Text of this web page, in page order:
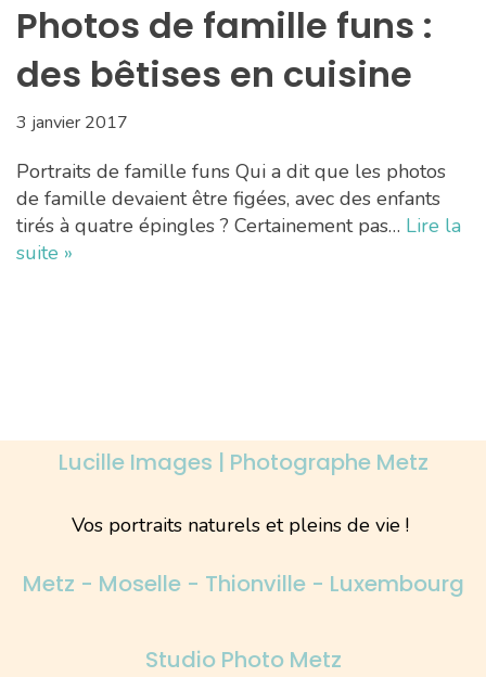
Photos de famille funs :
des bêtises en cuisine
3 janvier 2017
Portraits de famille funs Qui a dit que les photos
de famille devaient être figées, avec des enfants
tirés à quatre épingles ? Certainement pas… Lire la
suite »
Lucille Images | Photographe Metz
Vos portraits naturels et pleins de vie !
Metz - Moselle - Thionville - Luxembourg
Studio Photo Metz